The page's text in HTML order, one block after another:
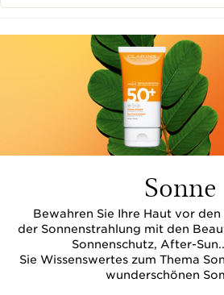
Sonne
Bewahren Sie Ihre Haut vor
der Sonnenstrahlung mit den
Sonnenschutz, After-
Sie Wissenswertes zum Thema
wunderschönen